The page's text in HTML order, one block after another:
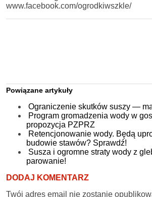
www.facebook.com/ogrodkiwszkle/
Powiązane artykuły
Ograniczenie skutków suszy —
Program gromadzenia wody w
propozycja PZPRZ
Retencjonowanie wody. Będą
budowie stawów? Sprawdź!
Susza i ogromne straty wody z
parowanie!
DODAJ KOMENTARZ
Twój adres email nie zostanie